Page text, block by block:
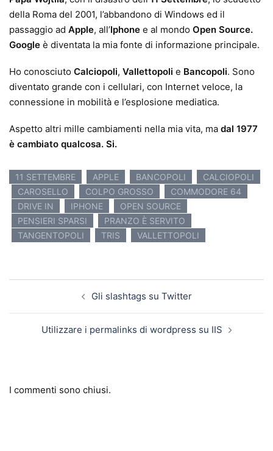
della Roma del 2001, l’abbandono di Windows ed il
passaggio ad Apple, all’Iphone e al mondo Open Source.
Google è diventata la mia fonte di informazione principale.
Ho conosciuto Calciopoli, Vallettopoli e Bancopoli. Sono
diventato grande con i cellulari, con Internet veloce, la
connessione in mobilità e l’esplosione mediatica.
Aspetto altri mille cambiamenti nella mia vita, ma dal 1977
è cambiato qualcosa. Si.
11 SETTEMBRE APPLE BANCOPOLI
CALCIOPOLI
CAROSELLO
COLPO GROSSO
COMMODORE 64
DRIVE IN
IPHONE
OPEN SOURCE
PENSIERI SPARSI
PRANZO È SERVITO
TANGENTOPOLI
TRIS VALLETTOPOLI
Gli slashtags su Twitter
Utilizzare i permalinks di wordpress su IIS
I commenti sono chiusi.